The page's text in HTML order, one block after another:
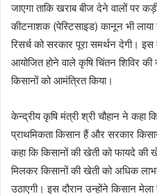
जाएगा ताकि खराब बीज देने वालों पर
कीटनाशक (पेस्टिसाइड) कानून भी
रिसर्च को सरकार पूरा समर्थन देगी। इस
आयोजित होने वाले कृषि चिंतन शिविर
किसानों को आमंत्रित किया।
केन्द्रीय कृषि मंत्री श्री चौहान ने कहा
प्राथमिकता किसान हैं और सरकार
कहा कि किसानों की खेती को फायदे
मिलकर किसानों की खेती को अधिक
उठाएगी। इस दौरान उन्होंने किसान मेला